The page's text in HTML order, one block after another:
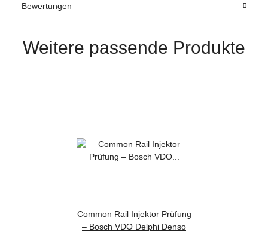
Bewertungen
Weitere passende Produkte
Common Rail Injektor Prüfung
– Bosch VDO Delphi Denso